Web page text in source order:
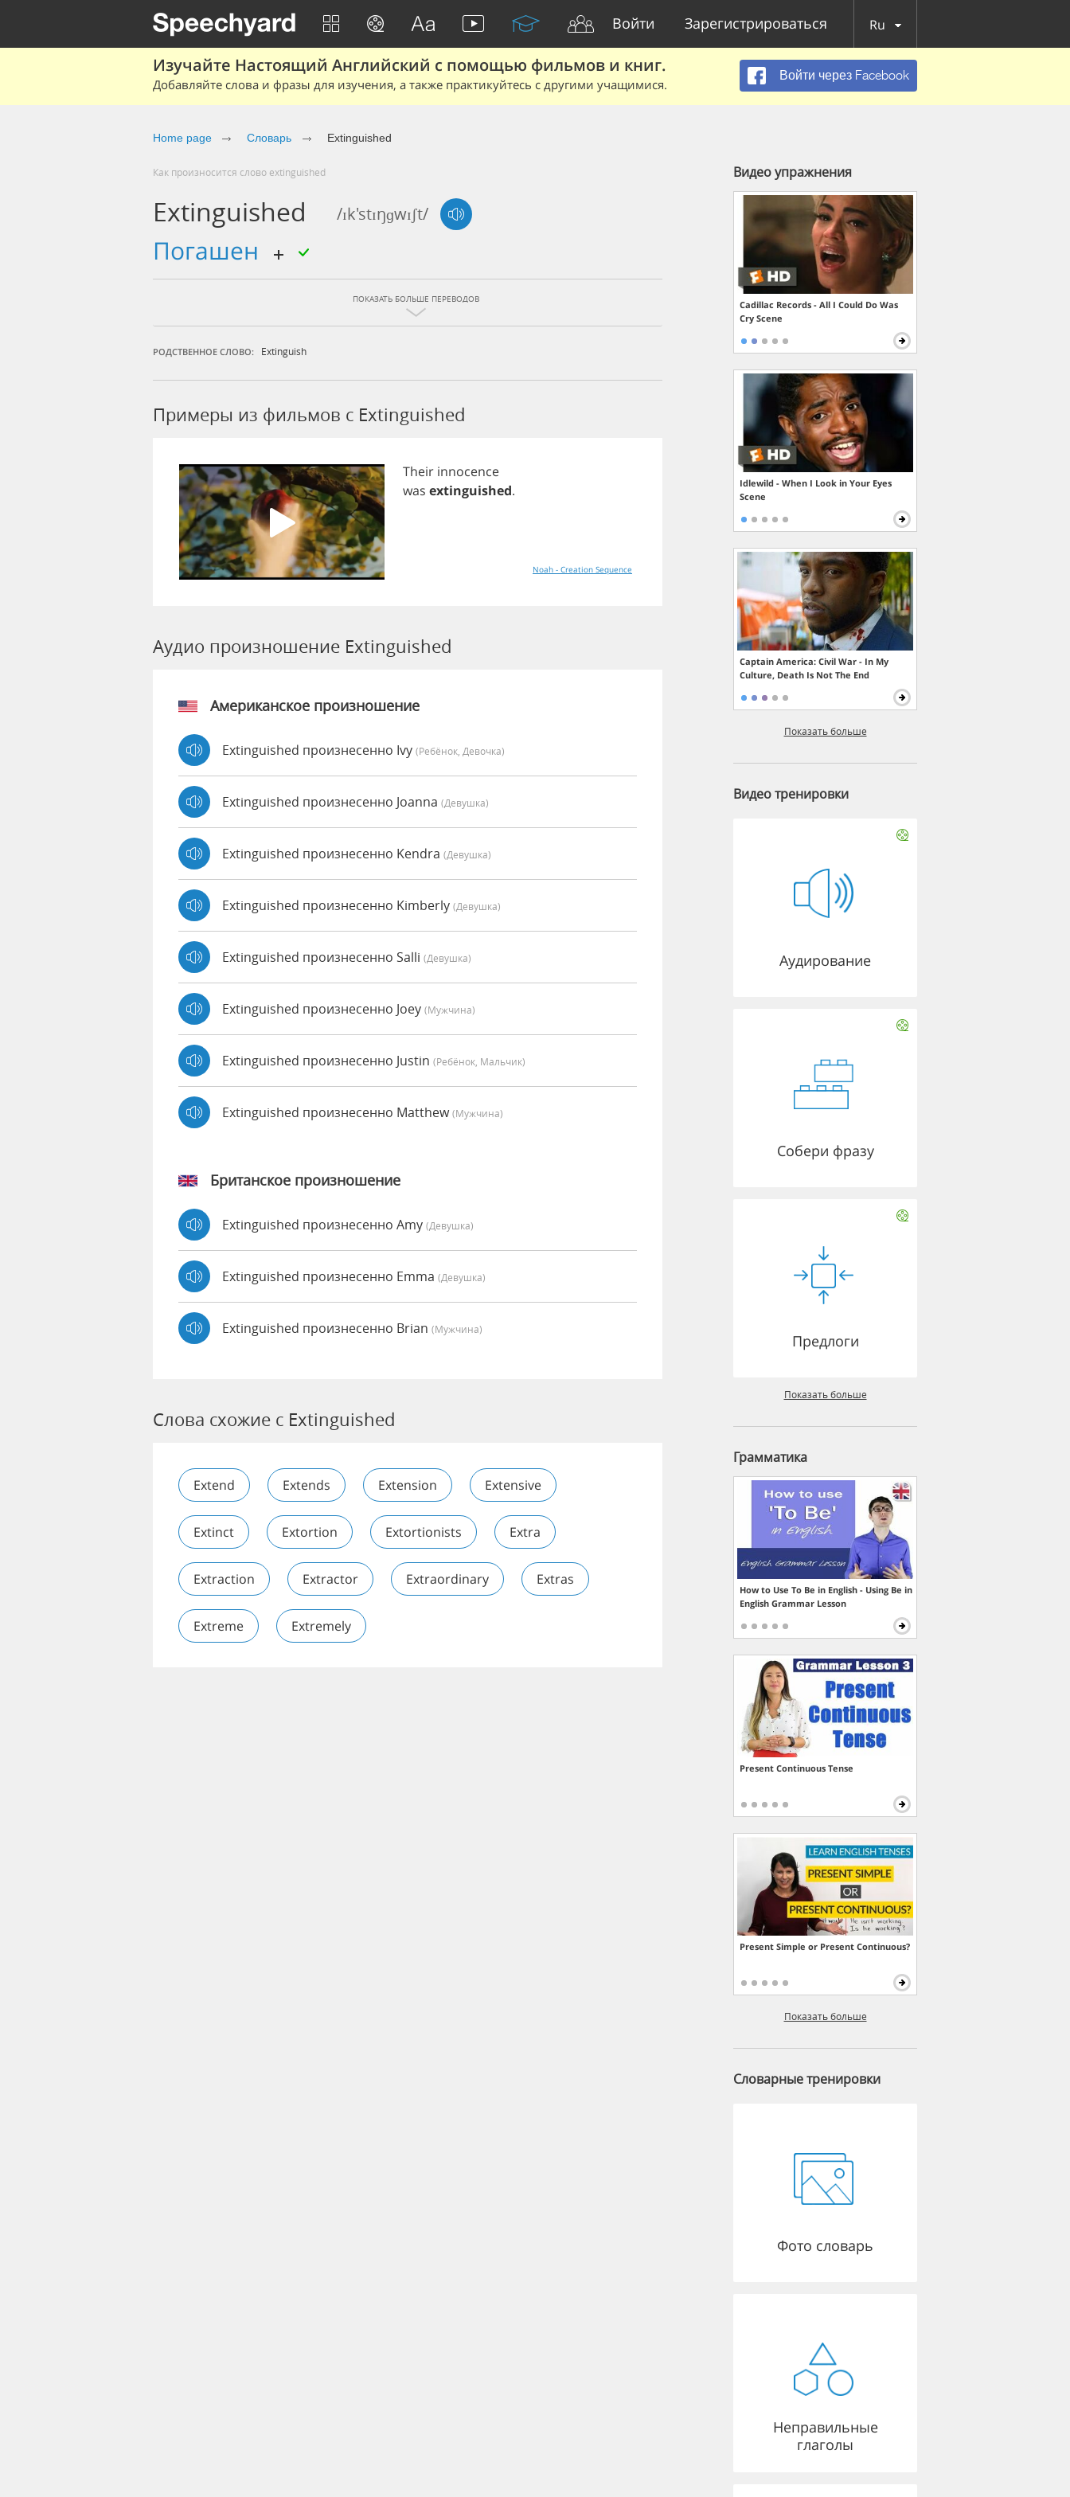
Войти Зарегистрироваться Ru
Изучайте Настоящий Английский с помощью фильмов и книг.
Добавляйте слова и фразы для изучения, а также практикуйтесь с другими учащимися.
Войти через Facebook
Home page Словарь Extinguished
Как произносится слово extinguished
Extinguished /ɪk'stɪŋɡwɪʃt/
погашен
ПОКАЗАТЬ БОЛЬШЕ ПЕРЕВОДОВ
РОДСТВЕННОЕ СЛОВО: Extinguish
Примеры из фильмов c Extinguished
Their innocence
was extinguished.
Noah - Creation Sequence
Аудио произношение Extinguished
Американское произношение
Extinguished произнесенно Ivy (Ребёнок, Девочка)
Extinguished произнесенно Joanna (девушка)
Extinguished произнесенно Kendra (девушка)
Extinguished произнесенно Kimberly (девушка)
Extinguished произнесенно Salli (девушка)
Extinguished произнесенно Joey (мужчина)
Extinguished произнесенно Justin (Ребёнок, Мальчик)
Extinguished произнесенно Matthew(мужчина)
Британское произношение
Extinguished произнесенно Amy (девушка)
Extinguished произнесенно Emma (девушка)
Extinguished произнесенно Brian (мужчина)
Слова схожие с Extinguished
Extend Extends Extension Extensive
Extinct Extortion Extortionists Extra
Extraction Extractor Extraordinary Extras
Extreme Extremely
Видео упражнения
Cadillac Records - All I Could Do Was
Cry Scene
Idlewild - When I Look in Your Eyes
Scene
Captain America: Civil War - In My
Culture, Death Is Not The End
Показать больше
Видео тренировки
Аудирование
Собери фразу
Предлоги
Показать больше
Грамматика
How to Use To Be in English - Using Be in
English Grammar Lesson
Present Continuous Tense
Present Simple or Present Continuous?
Показать больше
Словарные тренировки
Фото словарь
Неправильные
глаголы